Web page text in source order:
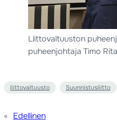
Liittovaltuuston
puheenjohtaja Timo
liittovaltuusto Suunnistusliitto
« Edellinen